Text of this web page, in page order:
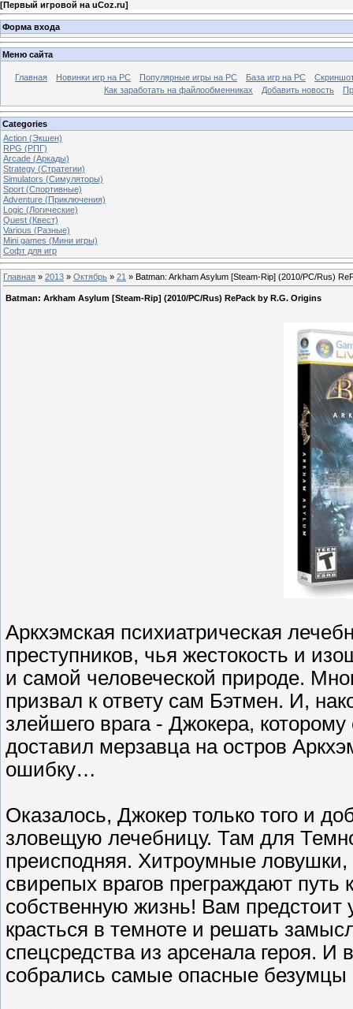
[Первый игровой на uCoz.ru]
Форма входа
Меню сайта
Главная Новинки игр на PC Популярные игры на PC База игр на РС
Как заработать на файлообменниках
Добавить новость
Categories
Action (Экшен)
RPG (РПГ)
Arcade (Аркады)
Strategy (Стратегии)
Simulators (Симуляторы)
Sport (Спортивные)
Adventure (Приключения)
Logic (Логические)
Quest (Квест)
Various (Разные)
Mini games (Мини игры)
Софт для игр
Главная » 2013 » Октябрь » 21 » Batman: Arkham Asylum [Steam-Rip] (2010/PC/Rus)
Batman: Arkham Asylum [Steam-Rip] (2010/PC/Rus) RePack by R.G. Origins
Аркхэмская психиатрическая
преступников, чья жестокость и
и самой человеческой природе.
призвал к ответу сам Бэтмен. И,
злейшего врага - Джокера,
доставил мерзавца на остров
ошибку…
Оказалось, Джокер только того и
зловещую лечебницу. Там для
преисподняя. Хитроумные
свирепых врагов преграждают путь
собственную жизнь! Вам предстоит
красться в темноте и решать
спецсредства из арсенала героя. И
собрались самые опасные